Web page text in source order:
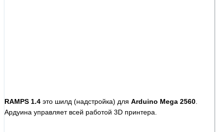
RAMPS 1.4 это шилд (надстройка) для Arduino Mega 2560
Ардуина управляет всей работой 3D принтера.